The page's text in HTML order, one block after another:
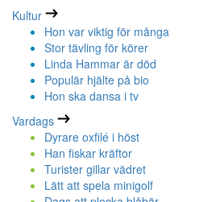
Kultur
Hon var viktig för många
Stor tävling för körer
Linda Hammar är död
Populär hjälte på bio
Hon ska dansa i tv
Vardags
Dyrare oxfilé i höst
Han fiskar kräftor
Turister gillar vädret
Lätt att spela minigolf